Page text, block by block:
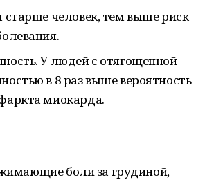
старше человек, тем выше риск
У людей с отягощенной
в 8 раз выше вероятность
миокарда.
боли за грудиной,